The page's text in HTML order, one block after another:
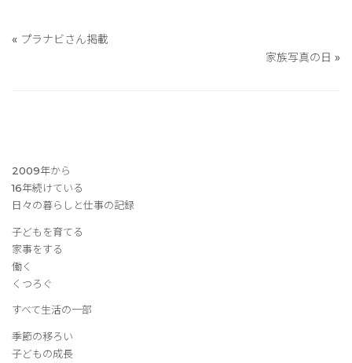
« プラナビさん掲載
家族写真の日 »
2009年から
16年続けている
日々の暮らしと仕事の記録
子どもを育てる
家事をする
働く
くつろぐ
すべて生活の一部
季節の移ろい
子どもの成長